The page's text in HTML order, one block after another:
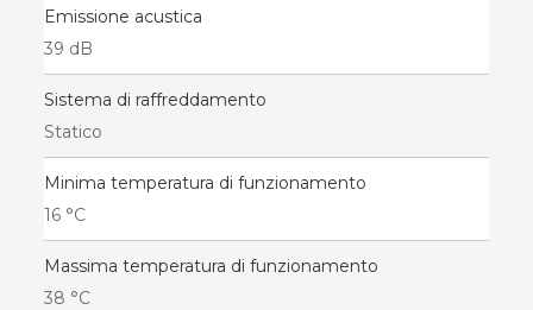
Emissione acustica
39 dB
Sistema di raffreddamento
Statico
Minima temperatura di funzionamento
16 °C
Massima temperatura di funzionamento
38 °C